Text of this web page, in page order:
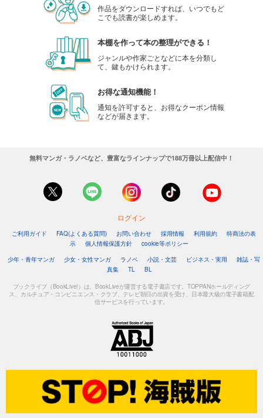
作品をダウンロードすれば、いつでもど
こでも読書が楽しめます。
本棚を作って本の整理ができる！
ジャンルや作家ごとなどに本を分類し
て、鍵もかけられます。
お得な通知機能！
通知を許可すると、お得なクーポン情報
などが届きます。
無料マンガ・ラノベなど、豊富なラインナップで188万冊以上配信中！
ログイン
ご利用ガイド FAQ(よくある質問) お問い合わせ 採用情報 利用規約
特商法の表
示
個人情報保護方針
cookie等ポリシー
少年・青年マンガ
少女・女性マンガ ラノベ 小説・文芸 ビジネス・実用
雑誌・写
真集
TL BL
ブックライブ（BookLive!）は、BookLiveが運営する電子書店です。TOPPANホールディング
ス、カルチュア・コンビニエンス・クラブ、テレビ朝日の出資を受け、日本最大級の電子書籍配
信サービスを行っています。